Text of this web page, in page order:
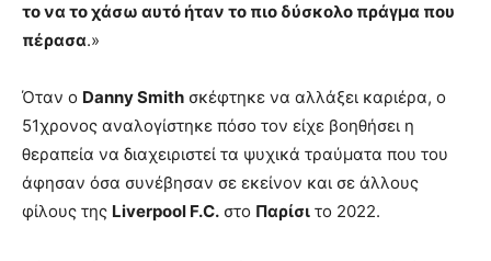
το να το χάσω αυτό ήταν το πιο δύσκολο πράγμα που
πέρασα.»
Όταν ο Danny Smith σκέφτηκε να αλλάξει καριέρα, ο
51χρονος αναλογίστηκε πόσο τον είχε βοηθήσει η
θεραπεία να διαχειριστεί τα ψυχικά τραύματα που του
άφησαν όσα συνέβησαν σε εκείνον και σε άλλους
φίλους της Liverpool F.C. στο Παρίσι το 2022.